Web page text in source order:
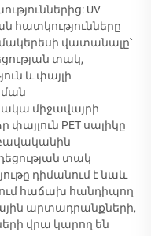
UV
հատկությունները
վատանալը՝
տակ,
և փայլի
միջավայրի
փայլուն PET սալիկը
տակ
դիմանում է նաև
հաճախ հանդիպող
արտադրանքների,
վրա կարող են